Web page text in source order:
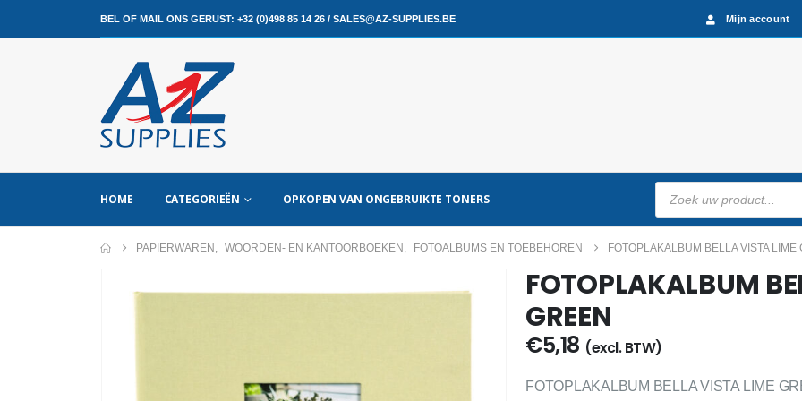
BEL OF MAIL ONS GERUST: +32 (0)498 85 14 26 / SALES@AZ-SUPPLIES.BE Mijn account
HOME CATEGORIEËN OPKOPEN VAN ONGEBRUIKTE TONERS
Producten
zoeken
PAPIERWAREN , WOORDEN- EN KANTOORBOEKEN , FOTOALBUMS EN TOEBEHOREN FOTOPLAKALBUM BELLA VISTA LIME
FOTOPLAKALBUM
GREEN
€5,18 (excl. BTW)
FOTOPLAKALBUM BELLA VISTA LIME